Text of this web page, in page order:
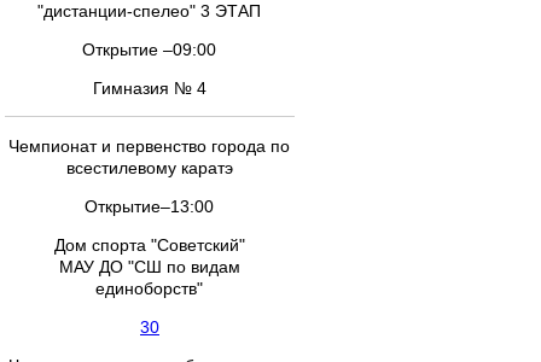
"дистанции-спелео" 3 ЭТАП
Открытие –09:00
Гимназия № 4
Чемпионат и первенство города по
всестилевому каратэ
Открытие–13:00
Дом спорта "Советский"
МАУ ДО "СШ по видам
единоборств"
30